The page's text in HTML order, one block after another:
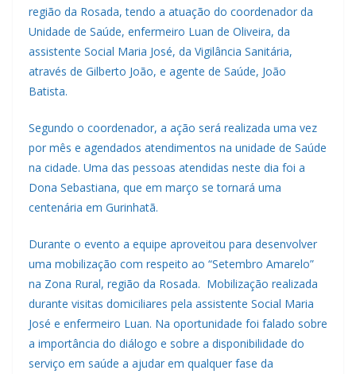
região da Rosada, tendo a atuação do coordenador da
Unidade de Saúde, enfermeiro Luan de Oliveira, da
assistente Social Maria José, da Vigilância Sanitária,
através de Gilberto João, e agente de Saúde, João
Batista.
Segundo o coordenador, a ação será realizada uma vez
por mês e agendados atendimentos na unidade de Saúde
na cidade. Uma das pessoas atendidas neste dia foi a
Dona Sebastiana, que em março se tornará uma
centenária em Gurinhatã.
Durante o evento a equipe aproveitou para desenvolver
uma mobilização com respeito ao “Setembro Amarelo”
na Zona Rural, região da Rosada. Mobilização realizada
durante visitas domiciliares pela assistente Social Maria
José e enfermeiro Luan. Na oportunidade foi falado sobre
a importância do diálogo e sobre a disponibilidade do
serviço em saúde a ajudar em qualquer fase da